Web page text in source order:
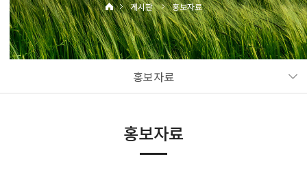
게시판 홍보자료
홍보자료
홍보자료